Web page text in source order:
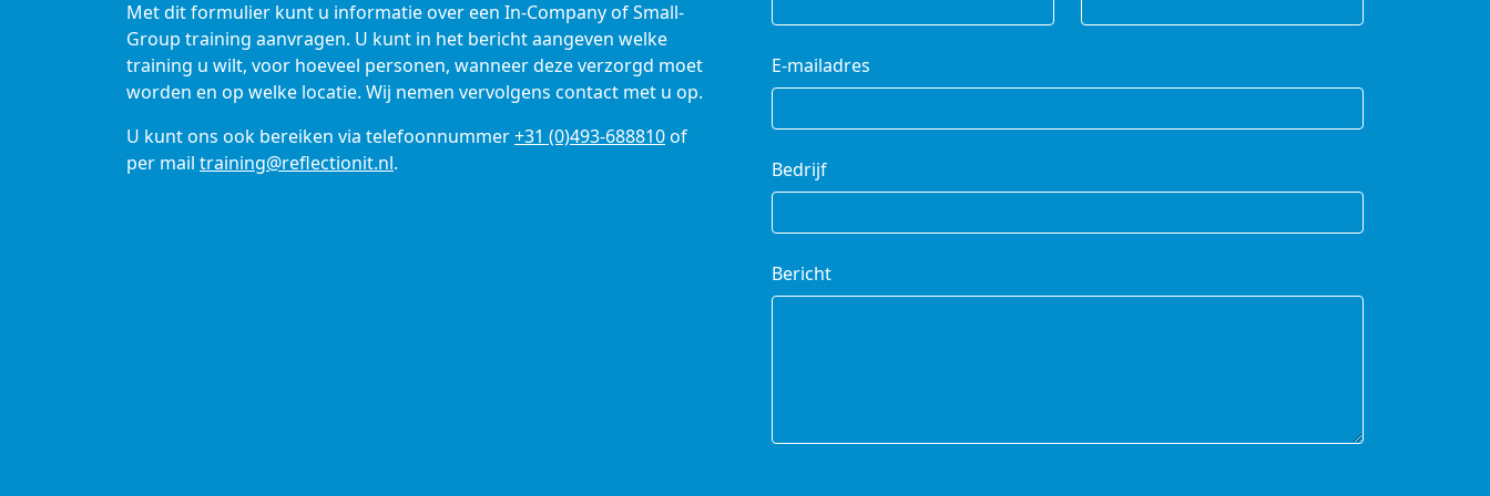
Met dit formulier kunt u informatie over een In-Company of Small-
Group training aanvragen. U kunt in het bericht aangeven welke
training u wilt, voor hoeveel personen, wanneer deze verzorgd moet
worden en op welke locatie. Wij nemen vervolgens contact met u op.
U kunt ons ook bereiken via telefoonnummer+31 (0)493-688810of
per mail training@reflectionit.nl.
E-mailadres
Bedrijf
Bericht